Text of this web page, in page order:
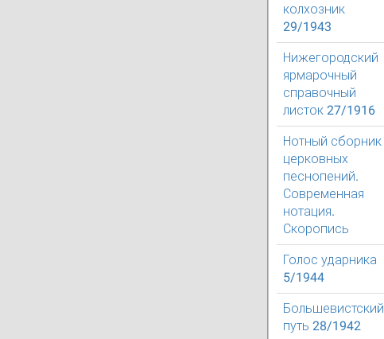
колхозник
29/1943
Нижегородский
ярмарочный
справочный
листок 27/1916
Нотный сборник
церковных
песнопений.
Современная
нотация.
Скоропись
Голос ударника
5/1944
Большевистский
путь 28/1942